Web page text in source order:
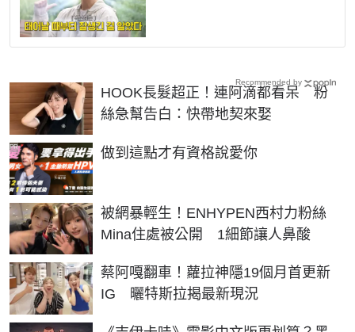
HOOK長髮超正！連阿滴都看呆 粉
絲急幫告白：快帶地契來娶
做到這點才有資格說愛你
PR
被網暴輕生！ENHYPEN西村力粉絲
Mina住處被公開 1細節讓人鼻酸
蔡阿嘎翻車！蘿拉神隱19個月首更新
IG 曬特斯拉揭最新現況
Recommended by